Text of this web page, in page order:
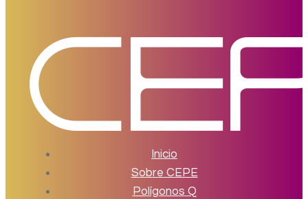
Inicio
Sobre CEPE
Polígonos Q